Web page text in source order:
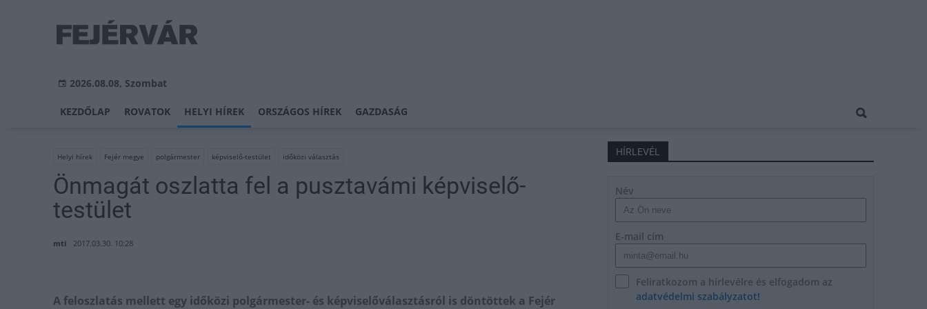
2026.08.08, Szombat
KEZDŐLAP ROVATOK HELYI HÍREK ORSZÁGOS HÍREK GAZDASÁG
Helyi hírek Fejér megye polgármester képviselő-testület időközi választás
Önmagát oszlatta fel a pusztavámi képviselő-
testület
mti 2017.03.30. 10:28
A feloszlatás mellett egy időközi polgármester- és képviselőválasztásról is döntöttek a Fejér
HÍRLEVÉL
Név
E-mail cím
Feliratkozom a hírlevélre és elfogadom az
adatvédelmi szabályzatot!